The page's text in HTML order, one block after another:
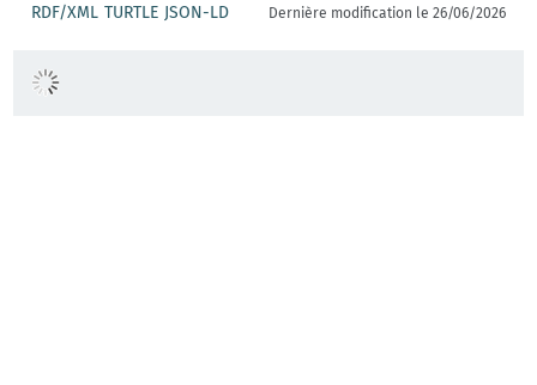
RDF/XML TURTLE JSON-LD Dernière modification le 26/06/2026